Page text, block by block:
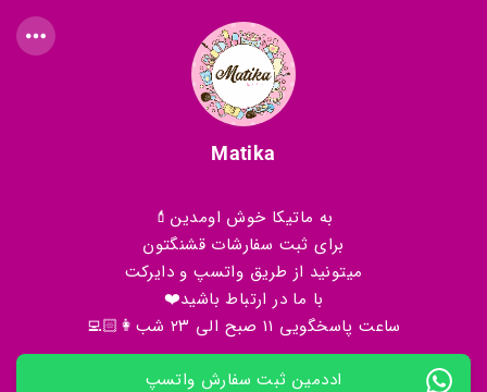
Matika
به ماتیکا خوش اومدین💄
برای ثبت سفارشات قشنگتون
میتونید از طریق واتسپ و دایرکت
با ما در ارتباط باشید❤️
ساعت پاسخگویی ۱۱ صبح الی ۲۳ شب👩🏻‍💻
اددمین ثبت سفارش واتسپ